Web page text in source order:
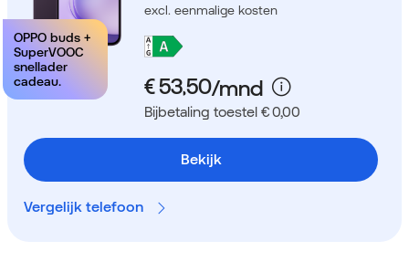
OPPO buds +
SuperVOOC
snellader
cadeau.
excl. eenmalige kosten
Bijbetaling toestel € 0,00
Bekijk
Vergelijk telefoon